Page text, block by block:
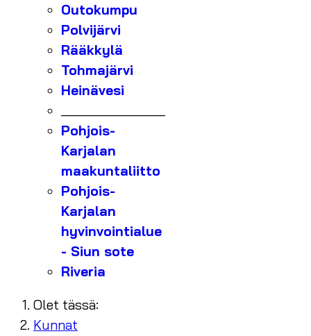
Outokumpu
Polvijärvi
Rääkkylä
Tohmajärvi
Heinävesi
Pohjois-
Karjalan
maakuntaliitto
Pohjois-
Karjalan
hyvinvointialue
- Siun sote
Riveria
Olet tässä:
Kunnat